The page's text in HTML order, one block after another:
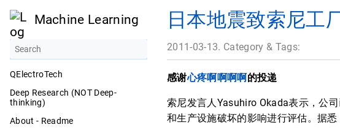
Machine Learning
QElectroTech
Deep Research (NOT Deep-
thinking)
About - Readme
日本地震致索尼工
2011-03-13. Category & Tags:
感谢心疼啊啊啊啊的投递
索尼发言人Yasuhiro Okada表示，公
和生产设施破坏的影响进行评估。据